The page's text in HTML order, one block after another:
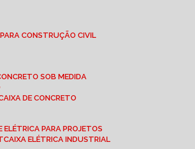
CONSTRUÇÃO CIVIL
SOB MEDIDA
CAIXA DE CONCRETO
ELÉTRICA PARA PROJETOS
CAIXA ELÉTRICA INDUSTRIAL